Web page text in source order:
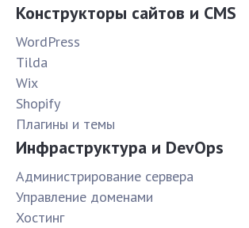
Конструкторы сайтов и CMS
WordPress
Tilda
Wix
Shopify
Плагины и темы
Инфраструктура и DevOps
Администрирование сервера
Управление доменами
Хостинг